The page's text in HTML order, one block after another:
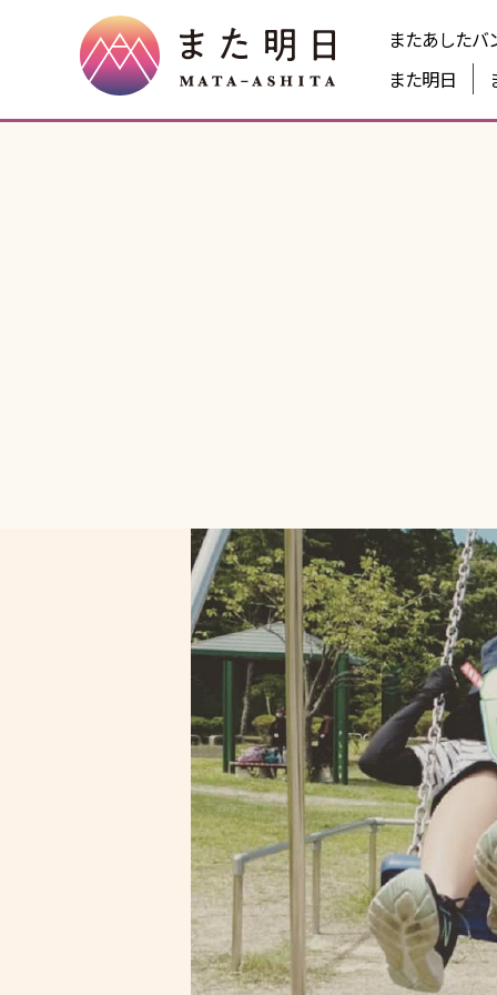
またあした
また明日